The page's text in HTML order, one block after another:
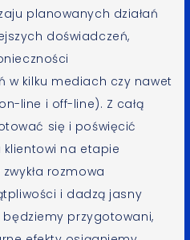
planowanych działań
doświadczeń,
w kilku mediach czy nawet
line i off-line). Z całą
się i poświęcić
na etapie
rozmowa
i dadzą jasny
przygotowani,